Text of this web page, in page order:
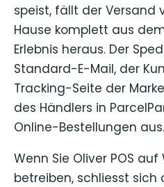
speist, fällt der Versand
Hause komplett aus
Erlebnis heraus. Der
Standard-E-Mail, der
Tracking-Seite der
des Händlers in
Online-Bestellungen aus.
Wenn Sie Oliver POS
betreiben, schliesst sich